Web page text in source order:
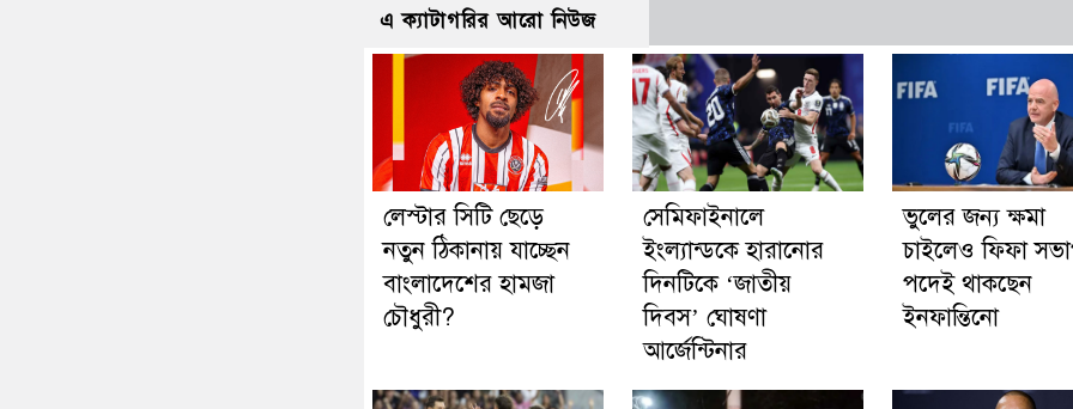
এ ক্যাটাগরির আরো নিউজ
লেস্টার সিটি ছেড়ে
নতুন ঠিকানায় যাচ্ছেন
বাংলাদেশের হামজা
চৌধুরী?
সেমিফাইনালে
ইংল্যান্ডকে হারানোর
দিনটিকে ‘জাতীয়
দিবস’ ঘোষণা
আর্জেন্টিনার
ভুলের জন্য ক্ষমা
চাইলেও ফিফা
পদেই থাকছেন
ইনফান্তিনো